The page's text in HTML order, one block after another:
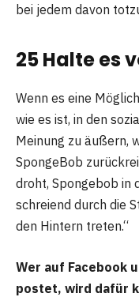
bei jedem davon
25Halte es
Wenn es eine
wie es ist, in den
Meinung zu äußern,
SpongeBob
droht, Spongebob in
schreiend durch die
den Hintern treten.“
Wer auf Facebook
postet, wird dafür